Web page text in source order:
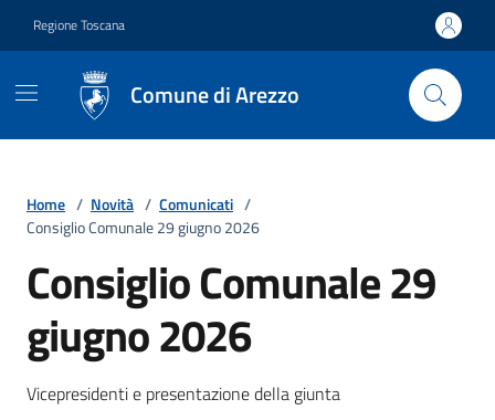
Regione Toscana
Comune di Arezzo
Home / Novità / Comunicati /
Consiglio Comunale 29 giugno 2026
Consiglio Comunale 29
giugno 2026
Dettagli della notizia
Vicepresidenti e presentazione della giunta